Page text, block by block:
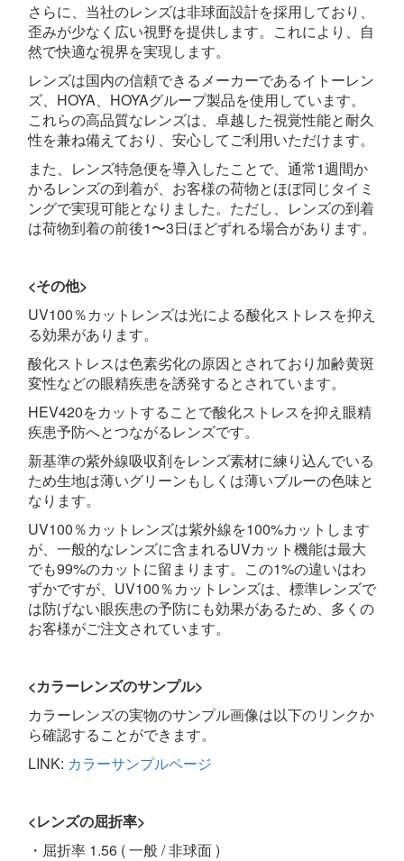
さらに、当社のレンズは非球面設計を採用しており、
歪みが少なく広い視野を提供します。これにより、自
然で快適な視界を実現します。
レンズは国内の信頼できるメーカーであるイトーレン
ズ、HOYA、HOYAグループ製品を使用しています。
これらの高品質なレンズは、卓越した視覚性能と耐久
性を兼ね備えており、安心してご利用いただけます。
また、レンズ特急便を導入したことで、通常1週間か
かるレンズの到着が、お客様の荷物とほぼ同じタイミ
ングで実現可能となりました。ただし、レンズの到着
は荷物到着の前後1〜3日ほどずれる場合があります。
<その他>
UV100％カットレンズは光による酸化ストレスを抑え
る効果があります。
酸化ストレスは色素劣化の原因とされており加齢黄斑
変性などの眼精疾患を誘発するとされています。
HEV420をカットすることで酸化ストレスを抑え眼精
疾患予防へとつながるレンズです。
新基準の紫外線吸収剤をレンズ素材に練り込んでいる
ため生地は薄いグリーンもしくは薄いブルーの色味と
なります。
UV100％カットレンズは紫外線を100%カットします
が、一般的なレンズに含まれるUVカット機能は最大
でも99%のカットに留まります。この1%の違いはわ
ずかですが、UV100％カットレンズは、標準レンズで
は防げない眼疾患の予防にも効果があるため、多くの
お客様がご注文されています。
<カラーレンズのサンプル>
カラーレンズの実物のサンプル画像は以下のリンクか
ら確認することができます。
LINK: カラーサンプルページ
<レンズの屈折率>
・屈折率 1.56 ( 一般 / 非球面 )